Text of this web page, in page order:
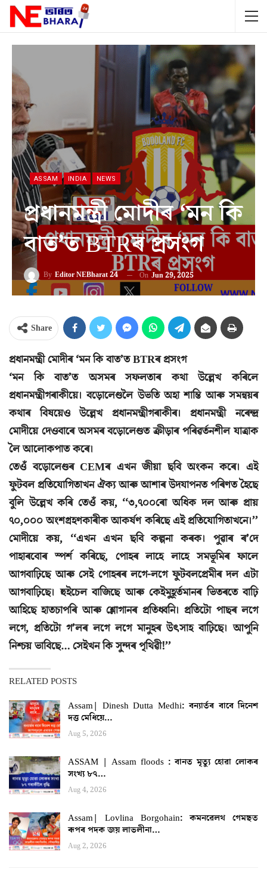
ASSAM INDIA NEWS
প্ৰধানমন্ত্ৰী মোদীৰ ‘মন কি
বাত’ত BTRৰ প্ৰসংগ
By Editor NEBharat 24 On Jun 29, 2025
Share
প্ৰধানমন্ত্ৰী মোদীৰ ‘মন কি বাত’ত BTRৰ প্ৰসংগ
‘মন কি বাত’ত অসমৰ সফলতাৰ কথা উল্লেখ কৰিলে
প্ৰধানমন্ত্ৰীগৰাকীয়ে। বড়োলেণ্ডলৈ উভতি অহা শান্তি আৰু সমন্বয়ৰ
কথাৰ বিষয়েও উল্লেখ প্রধানমন্ত্ৰীগৰাকীৰ। প্ৰধানমন্ত্ৰী নৰেন্দ্ৰ
মোদীয়ে দেওবাৰে অসমৰ বড়োলেণ্ডত ক্ৰীড়াৰ পৰিৱৰ্তনশীল যাত্ৰাক
লৈ আলোকপাত কৰে।
তেওঁ বড়োলেণ্ডৰ CEMৰ এখন জীয়া ছবি অংকন কৰে। এই
ফুটবল প্ৰতিযোগিতাখন ঐক্য আৰু আশাৰ উদযাপনত পৰিণত হৈছে
বুলি উল্লেখ কৰি তেওঁ কয়, ‘‘৩,৭০০ৰো অধিক দল আৰু প্ৰায়
৭০,০০০ অংশগ্ৰহণকাৰীক আকৰ্ষণ কৰিছে এই প্ৰতিযোগিতাখনে।’’
মোদীয়ে কয়, ‘‘এখন এখন ছবি কল্পনা কৰক। পুৱাৰ ৰ’দে
পাহাৰবোৰ স্পৰ্শ কৰিছে, পোহৰ লাহে লাহে সমভূমিৰ ফালে
আগবাঢ়িছে আৰু সেই পোহৰৰ লগে-লগে ফুটবলপ্ৰেমীৰ দল এটা
আগবাঢ়িছে। হুইচেল বাজিছে আৰু কেইমুহূৰ্তমানৰ ভিতৰতে বাঢ়ি
আহিছে হাতচাপৰি আৰু শ্লোগানৰ প্ৰতিধ্বনি। প্ৰতিটো পাছৰ লগে
লগে, প্ৰতিটো গ’লৰ লগে লগে মানুহৰ উৎসাহ বাঢ়িছে। আপুনি
নিশ্চয় ভাবিছে… সেইখন কি সুন্দৰ পৃথিৱী!’’
RELATED POSTS
Assam| Dinesh Dutta Medhi: বন্যাৰ্তৰ বাবে দিনেশ
দত্ত মেধিয়ে…
Aug 5, 2026
ASSAM | Assam floods : বানত মৃত্যু হোৱা লোকৰ
সংখ্য ৮৭…
Aug 4, 2026
Assam| Lovlina Borgohain: কমনৱেলথ গেমছত
ৰূপৰ পদক জয় লাভলীনা…
Aug 2, 2026